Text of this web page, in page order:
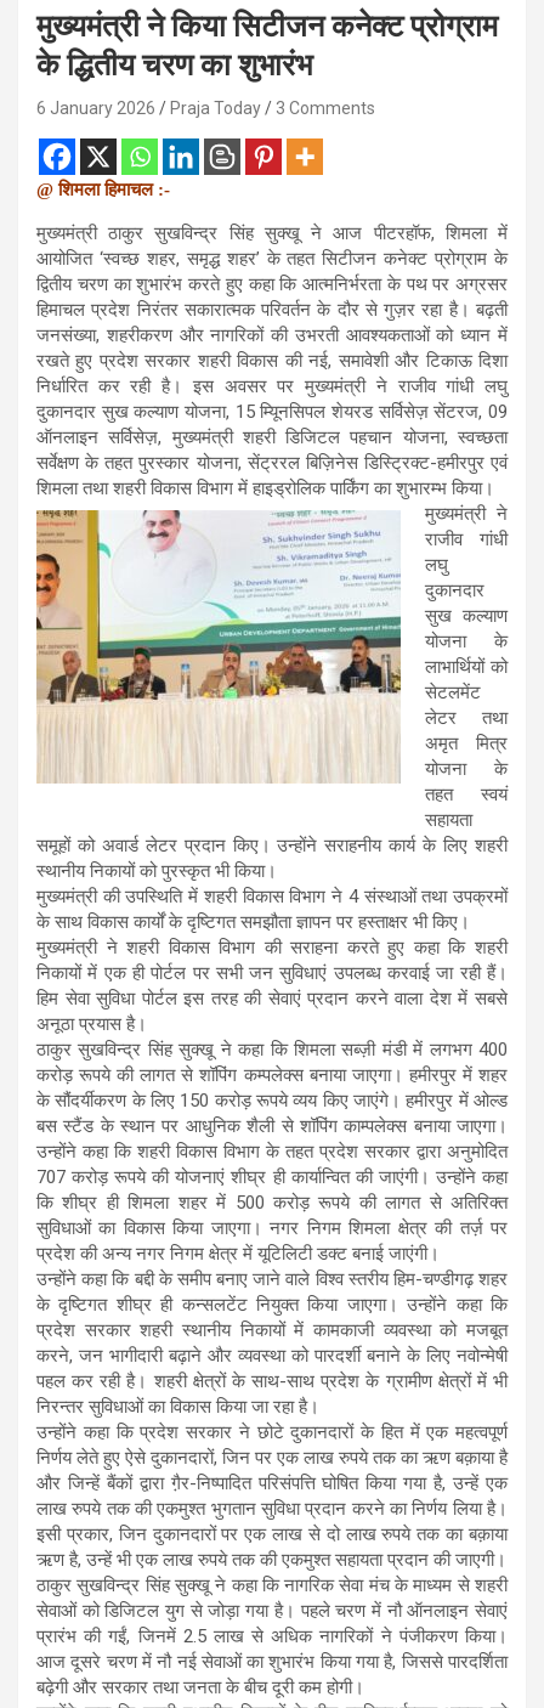
मुख्यमंत्री ने किया सिटीजन कनेक्ट प्रोग्राम
के द्धितीय चरण का शुभारंभ
6 January 2026 Praja Today 3 Comments
@ शिमला हिमाचल :-
मुख्यमंत्री ठाकुर सुखविन्द्र सिंह सुक्खू ने आज पीटरहॉफ, शिमला में
आयोजित ‘स्वच्छ शहर, समृद्ध शहर’ के तहत सिटीजन कनेक्ट प्रोग्राम के
द्वितीय चरण का शुभारंभ करते हुए कहा कि आत्मनिर्भरता के पथ पर अग्रसर
हिमाचल प्रदेश निरंतर सकारात्मक परिवर्तन के दौर से गुज़र रहा है। बढ़ती
जनसंख्या, शहरीकरण और नागरिकों की उभरती आवश्यकताओं को ध्यान में
रखते हुए प्रदेश सरकार शहरी विकास की नई, समावेशी और टिकाऊ दिशा
निर्धारित कर रही है। इस अवसर पर मुख्यमंत्री ने राजीव गांधी लघु
दुकानदार सुख कल्याण योजना, 15 म्यूिनसिपल शेयरड सर्विसेज़ सेंटरज, 09
ऑनलाइन सर्विसेज़, मुख्यमंत्री शहरी डिजिटल पहचान योजना, स्वच्छता
सर्वेक्षण के तहत पुरस्कार योजना, सेंट्ररल बिज़िनेस डिस्ट्रिक्ट-हमीरपुर एवं
शिमला तथा शहरी विकास विभाग में हाइड्रोलिक पार्किंग का शुभारम्भ किया।
मुख्यमंत्री ने
राजीव गांधी
लघु
दुकानदार
सुख कल्याण
योजना के
लाभार्थियों को
सेटलमेंट
लेटर तथा
अमृत मित्र
योजना के
तहत स्वयं
सहायता
समूहों को अवार्ड लेटर प्रदान किए। उन्होंने सराहनीय कार्य के लिए शहरी
स्थानीय निकायों को पुरस्कृत भी किया।
मुख्यमंत्री की उपस्थिति में शहरी विकास विभाग ने 4 संस्थाओं तथा उपक्रमों
के साथ विकास कार्यों के दृष्टिगत समझौता ज्ञापन पर हस्ताक्षर भी किए।
मुख्यमंत्री ने शहरी विकास विभाग की सराहना करते हुए कहा कि शहरी
निकायों में एक ही पोर्टल पर सभी जन सुविधाएं उपलब्ध करवाई जा रही हैं।
हिम सेवा सुविधा पोर्टल इस तरह की सेवाएं प्रदान करने वाला देश में सबसे
अनूठा प्रयास है।
ठाकुर सुखविन्द्र सिंह सुक्खू ने कहा कि शिमला सब्ज़ी मंडी में लगभग 400
करोड़ रूपये की लागत से शॉपिंग कम्पलेक्स बनाया जाएगा। हमीरपुर में शहर
के सौंदर्यीकरण के लिए 150 करोड़ रूपये व्यय किए जाएंगे। हमीरपुर में ओल्ड
बस स्टैंड के स्थान पर आधुनिक शैली से शॉपिंग काम्पलेक्स बनाया जाएगा।
उन्होंने कहा कि शहरी विकास विभाग के तहत प्रदेश सरकार द्वारा अनुमोदित
707 करोड़ रूपये की योजनाएं शीघ्र ही कार्यान्वित की जाएंगी। उन्होंने कहा
कि शीघ्र ही शिमला शहर में 500 करोड़ रूपये की लागत से अतिरिक्त
सुविधाओं का विकास किया जाएगा। नगर निगम शिमला क्षेत्र की तर्ज़ पर
प्रदेश की अन्य नगर निगम क्षेत्र में यूटिलिटी डक्ट बनाई जाएंगी।
उन्होंने कहा कि बद्दी के समीप बनाए जाने वाले विश्व स्तरीय हिम-चण्डीगढ़ शहर
के दृष्टिगत शीघ्र ही कन्सलटेंट नियुक्त किया जाएगा। उन्होंने कहा कि
प्रदेश सरकार शहरी स्थानीय निकायों में कामकाजी व्यवस्था को मजबूत
करने, जन भागीदारी बढ़ाने और व्यवस्था को पारदर्शी बनाने के लिए नवोन्मेषी
पहल कर रही है। शहरी क्षेत्रों के साथ-साथ प्रदेश के ग्रामीण क्षेत्रों में भी
निरन्तर सुविधाओं का विकास किया जा रहा है।
उन्होंने कहा कि प्रदेश सरकार ने छोटे दुकानदारों के हित में एक महत्वपूर्ण
निर्णय लेते हुए ऐसे दुकानदारों, जिन पर एक लाख रुपये तक का ऋण बक़ाया है
और जिन्हें बैंकों द्वारा गै़र-निष्पादित परिसंपत्ति घोषित किया गया है, उन्हें एक
लाख रुपये तक की एकमुश्त भुगतान सुविधा प्रदान करने का निर्णय लिया है।
इसी प्रकार, जिन दुकानदारों पर एक लाख से दो लाख रुपये तक का बक़ाया
ऋण है, उन्हें भी एक लाख रुपये तक की एकमुश्त सहायता प्रदान की जाएगी।
ठाकुर सुखविन्द्र सिंह सुक्खू ने कहा कि नागरिक सेवा मंच के माध्यम से शहरी
सेवाओं को डिजिटल युग से जोड़ा गया है। पहले चरण में नौ ऑनलाइन सेवाएं
प्रारंभ की गईं, जिनमें 2.5 लाख से अधिक नागरिकों ने पंजीकरण किया।
आज दूसरे चरण में नौ नई सेवाओं का शुभारंभ किया गया है, जिससे पारदर्शिता
बढ़ेगी और सरकार तथा जनता के बीच दूरी कम होगी।